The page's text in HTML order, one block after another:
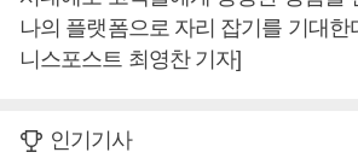
나의 플랫폼으로 자리 잡기를 기대한
니스포스트 최영찬 기자]
인기기사